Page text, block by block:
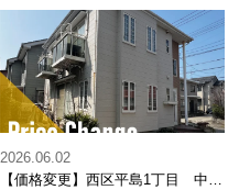
【価格変更】西区平島1丁目 中古
2026.06.02